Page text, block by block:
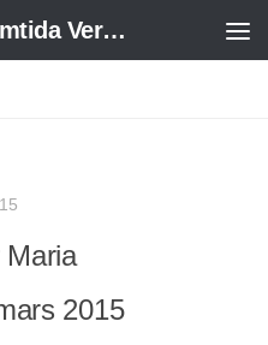
Välkomna till en Ny Framtida Verklighet
Maria
2015